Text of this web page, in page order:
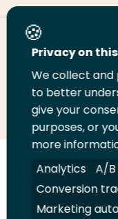
Deel deze pagina
Deel
LinkedIn
Deel
op
Twitter
Deel
op
Volg
ons
op
Volg
ons
op
Volg
ons
op
op
Juridisch
Privacy on
We collect and
to better
give your
purposes, or
more
Analytics
A/
Conversion
Marketing